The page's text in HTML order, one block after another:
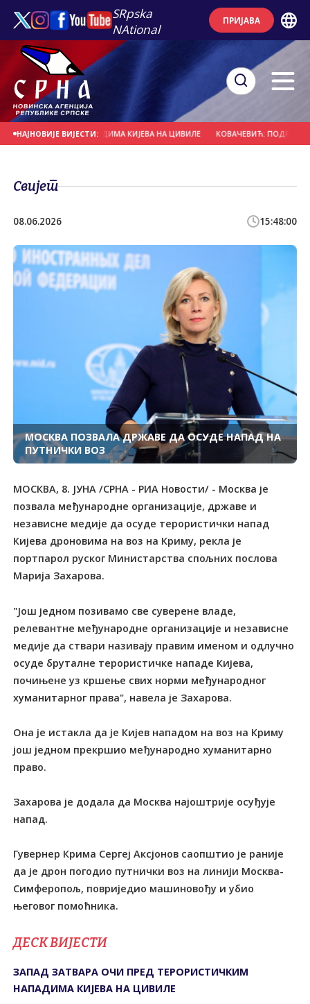
SRpska
NAtional
ПРИЈАВА
НАЈНОВИЈЕ ВИЈЕСТИ:
НАПАДИМА КИЈЕВА НА ЦИВИЛЕ КОВАЧЕВИЋ: ПОДРШКА
Свијет
08.06.2026 15:48:00
МОСКВА ПОЗВАЛА ДРЖАВЕ ДА ОСУДЕ НАПАД НА
ПУТНИЧКИ ВОЗ
МОСКВА, 8. ЈУНА /СРНА - РИА Новости/ - Москва је
позвала међународне организације, државе и
независне медије да осуде терористички напад
Кијева дроновима на воз на Криму, рекла је
портпарол руског Министарства спољних послова
Марија Захарова.
"Још једном позивамо све суверене владе,
релевантне међународне организације и независне
медије да ствари називају правим именом и одлучно
осуде бруталне терористичке нападе Кијева,
почињене уз кршење свих норми међународног
хуманитарног права", навела је Захарова.
Она је истакла да је Кијев нападом на воз на Криму
још једном прекршио међународно хуманитарно
право.
Захарова је додала да Москва најоштрије осуђује
напад.
Гувернер Крима Сергеј Аксјонов саопштио је раније
да је дрон погодио путнички воз на линији Москва-
Симферопољ, повриједио машиновођу и убио
његовог помоћника.
ДЕСК ВИЈЕСТИ
ЗАПАД ЗАТВАРА ОЧИ ПРЕД ТЕРОРИСТИЧКИМ
НАПАДИМА КИЈЕВА НА ЦИВИЛЕ